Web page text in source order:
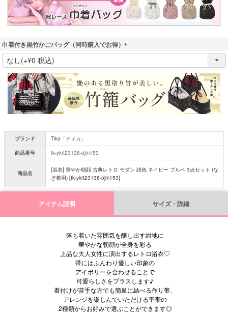
巾着付き黒竹かごバッグ（同時購入でお得）
(
必
)
ブランド
Tika「ティカ」
商品番号
tk-ykrt23138-ojm153
商品名
[浴衣] 華やか朝顔 古典レトロ モダン 紺色 ネイビー ブルベ 3点セット (な
ぎ着用) [tk-ykrt23138-ojm153]
アイテム説明 サイズ・詳細
落ち着いた雰囲気を醸し出す紺地に
華やかな朝顔が全身を彩る
上品な大人女性に演出するレトロ浴衣♡
帯にはふんわり優しい印象の
アイボリーを合わせることで
可愛らしさをプラスします♪
着付けが苦手な方でも簡単に結べる作り帯、
アレンジを楽しんでいただける平帯の
2種類からお好みで選ぶことができます◎